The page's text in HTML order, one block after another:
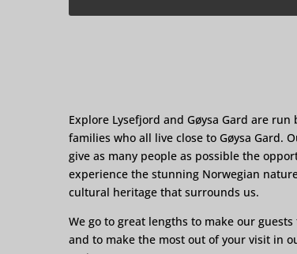
Explore Lysefjord and Gøysa Gard are run
families who all live close to Gøysa Gard.
give as many people as possible the
experience the stunning Norwegian
cultural heritage that surrounds us.
We go to great lengths to make our
and to make the most out of your visit in